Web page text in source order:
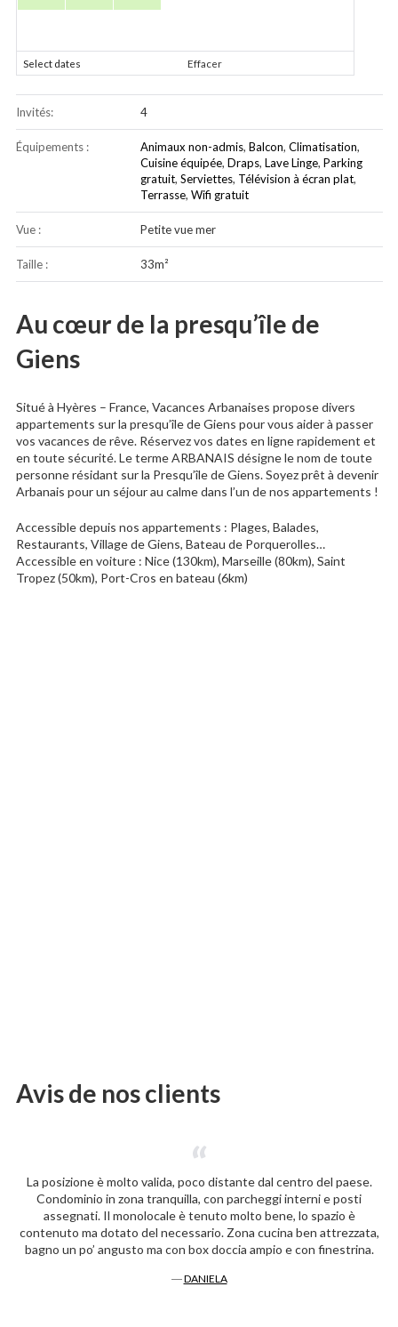
Select dates Effacer
Invités: 4
Équipements : Animaux non-admis, Balcon, Climatisation,
Cuisine équipée, Draps, Lave Linge, Parking
gratuit, Serviettes, Télévision à écran plat,
Terrasse, Wifi gratuit
Vue : Petite vue mer
Taille : 33m²
Au cœur de la presqu’île de
Giens
Situé à Hyères – France, Vacances Arbanaises propose divers
appartements sur la presqu’île de Giens pour vous aider à passer
vos vacances de rêve. Réservez vos dates en ligne rapidement et
en toute sécurité. Le terme ARBANAIS désigne le nom de toute
personne résidant sur la Presqu’île de Giens. Soyez prêt à devenir
Arbanais pour un séjour au calme dans l’un de nos appartements !
Accessible depuis nos appartements : Plages, Balades,
Restaurants, Village de Giens, Bateau de Porquerolles…
Accessible en voiture : Nice (130km), Marseille (80km), Saint
Tropez (50km), Port-Cros en bateau (6km)
Avis de nos clients
La posizione è molto valida, poco distante dal centro del paese.
Condominio in zona tranquilla, con parcheggi interni e posti
assegnati. Il monolocale è tenuto molto bene, lo spazio è
contenuto ma dotato del necessario. Zona cucina ben attrezzata,
bagno un po’ angusto ma con box doccia ampio e con finestrina.
―DANIELA